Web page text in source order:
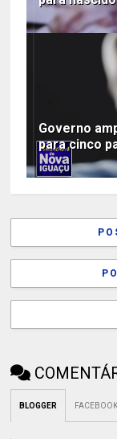
Governo
para cinco
BLOGGER FACEBOOK